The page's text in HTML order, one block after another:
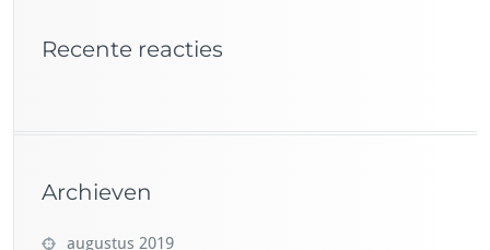
Recente reacties
Archieven
augustus 2019